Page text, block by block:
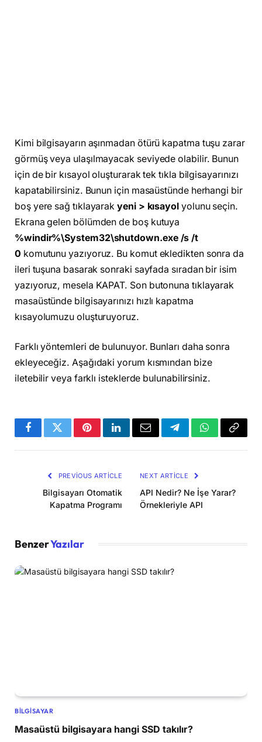
Kimi bilgisayarın aşınmadan ötürü kapatma tuşu zarar
görmüş veya ulaşılmayacak seviyede olabilir. Bunun
için de bir kısayol oluşturarak tek tıkla bilgisayarınızı
kapatabilirsiniz. Bunun için masaüstünde herhangi bir
boş yere sağ tıklayarakyeni > kısayolyolunu seçin.
Ekrana gelen bölümden de boş kutuya
%windir%\System32\shutdown.exe /s /t
0 komutunu yazıyoruz. Bu komut ekledikten sonra da
ileri tuşuna basarak sonraki sayfada sıradan bir isim
yazıyoruz, mesela KAPAT. Son butonuna tıklayarak
masaüstünde bilgisayarınızı hızlı kapatma
kısayolumuzu oluşturuyoruz.
Farklı yöntemleri de bulunuyor. Bunları daha sonra
ekleyeceğiz. Aşağıdaki yorum kısmından bize
iletebilir veya farklı isteklerde bulunabilirsiniz.
FacebookTwitterPinterestLinkedInEmail TelegramWhatsApp
Copy
PREVIOUS ARTICLE
Bilgisayarı Otomatik
Kapatma Programı
NEXT ARTICLE
API Nedir? Ne İşe Yarar?
Örnekleriyle API
BenzerYazılar
BILGISAYAR
Masaüstü bilgisayara hangi SSD takılır?